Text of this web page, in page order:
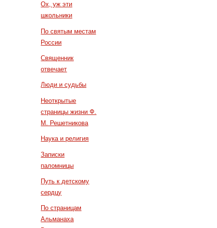
Ох, уж эти
школьники
По святым местам
России
Священник
отвечает
Люди и судьбы
Неоткрытые
страницы жизни Ф.
М. Решетникова
Наука и религия
Записки
паломницы
Путь к детскому
сердцу
По страницам
Альманаха